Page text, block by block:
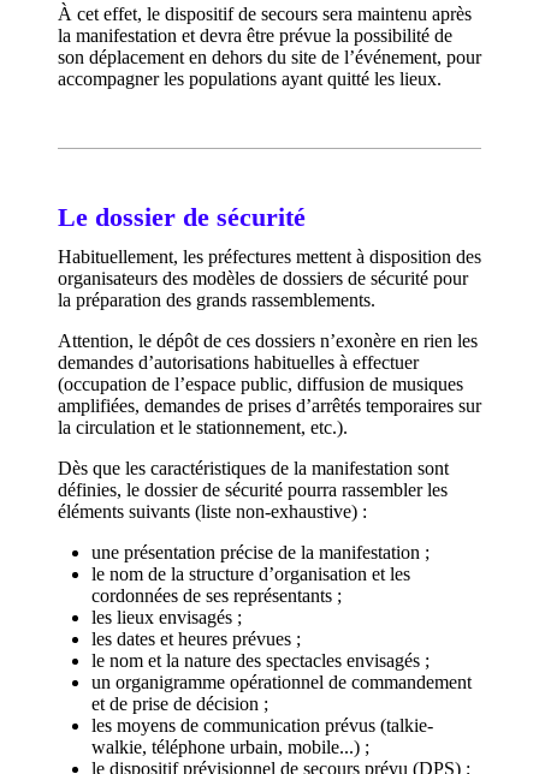
À cet effet, le dispositif de secours sera maintenu après
la manifestation et devra être prévue la possibilité de
son déplacement en dehors du site de l’événement, pour
accompagner les populations ayant quitté les lieux.
Le dossier de sécurité
Habituellement, les préfectures mettent à disposition des
organisateurs des modèles de dossiers de sécurité pour
la préparation des grands rassemblements.
Attention, le dépôt de ces dossiers n’exonère en rien les
demandes d’autorisations habituelles à effectuer
(occupation de l’espace public, diffusion de musiques
amplifiées, demandes de prises d’arrêtés temporaires sur
la circulation et le stationnement, etc.).
Dès que les caractéristiques de la manifestation sont
définies, le dossier de sécurité pourra rassembler les
éléments suivants (liste non-exhaustive) :
une présentation précise de la manifestation ;
le nom de la structure d’organisation et les
cordonnées de ses représentants ;
les lieux envisagés ;
les dates et heures prévues ;
le nom et la nature des spectacles envisagés ;
un organigramme opérationnel de commandement
et de prise de décision ;
les moyens de communication prévus (talkie-
walkie, téléphone urbain, mobile...) ;
le dispositif prévisionnel de secours prévu (DPS) ;